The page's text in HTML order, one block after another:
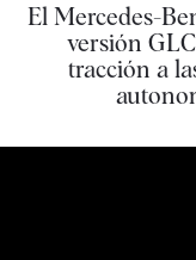
El Mercedes-
versión
tracción a